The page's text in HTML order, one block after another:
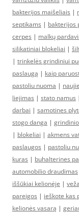
bakterijos maišeliais |
septikams | bakterijos
cerpes | malkų
silikatiniai blokeliai |
| trinkelės grindiniui
paslaugą | kaip
pastoliu nuoma |
liejimas | stato namus
darbai | samotines
stogo danga |
| blokeliai | akmens
paslaugos | pastoliu
kuras | buhalterines
automobilio draudimas
iššūkiai kelionėje |
pareigos | ieškote kas
kelionės vasarą |